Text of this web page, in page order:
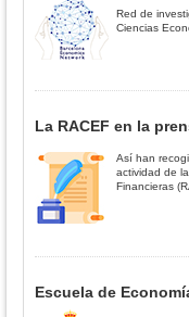
Red de
Ciencias
La RACEF en la
Así han
actividad de
Financieras
Escuela de